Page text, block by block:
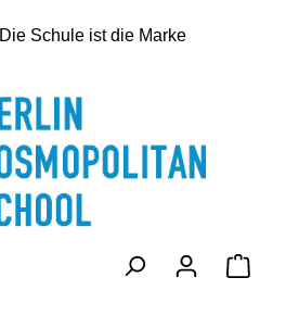
Die Schule ist die Marke